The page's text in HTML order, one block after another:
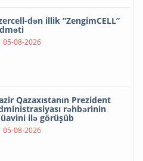
dən illik “ZengimCELL”
05-08-2026
Qazaxıstanın Prezident
rəhbərinin
ilə görüşüb
05-08-2026